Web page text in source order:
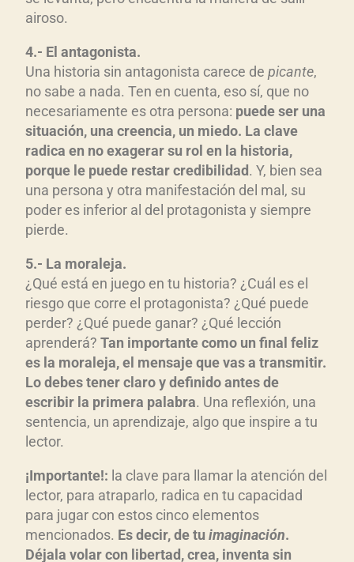
airoso.
4.- El antagonista.
Una historia sin antagonista carece de picante,
no sabe a nada. Ten en cuenta, eso sí, que no
necesariamente es otra persona: puede ser una
situación, una creencia, un miedo. La clave
radica en no exagerar su rol en la historia,
porque le puede restar credibilidad. Y, bien sea
una persona y otra manifestación del mal, su
poder es inferior al del protagonista y siempre
pierde.
5.- La moraleja.
¿Qué está en juego en tu historia? ¿Cuál es el
riesgo que corre el protagonista? ¿Qué puede
perder? ¿Qué puede ganar? ¿Qué lección
aprenderá? Tan importante como un final feliz
es la moraleja, el mensaje que vas a transmitir.
Lo debes tener claro y definido antes de
escribir la primera palabra. Una reflexión, una
sentencia, un aprendizaje, algo que inspire a tu
lector.
¡Importante!: la clave para llamar la atención del
lector, para atraparlo, radica en tu capacidad
para jugar con estos cinco elementos
mencionados. Es decir, de tu imaginación.
Déjala volar con libertad, crea, inventa sin